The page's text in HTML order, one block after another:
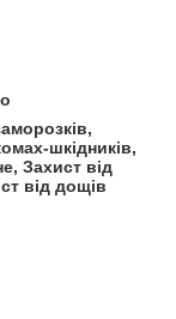
шкідників,
Захист від
від дощів